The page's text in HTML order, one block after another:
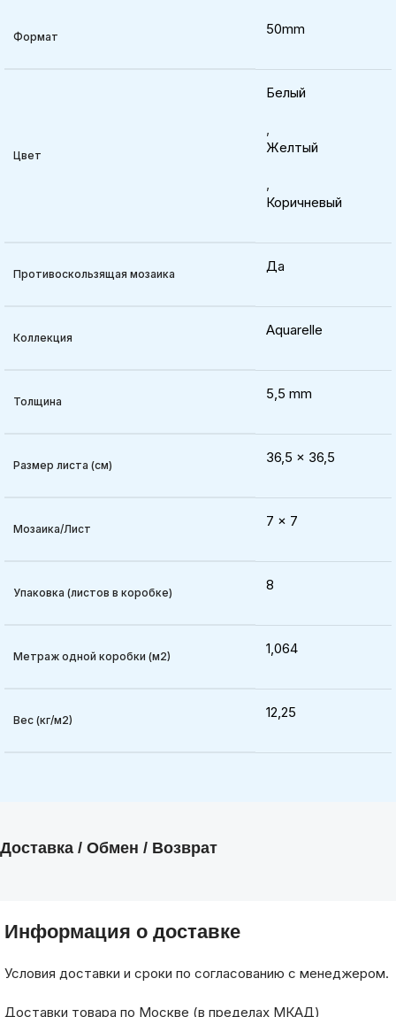
Формат 50mm
Цвет
Белый
,
Желтый
,
Коричневый
Противоскользящая мозаика Да
Коллекция Aquarelle
Толщина 5,5 mm
Размер листа (см) 36,5 x 36,5
Мозаика/Лист 7 x 7
Упаковка (листов в коробке) 8
Метраж одной коробки (м2) 1,064
Вес (кг/м2) 12,25
Доставка / Обмен / Возврат
Информация о доставке
Условия доставки и сроки по согласованию с менеджером.
Доставки товара по Москве (в пределах МКАД)